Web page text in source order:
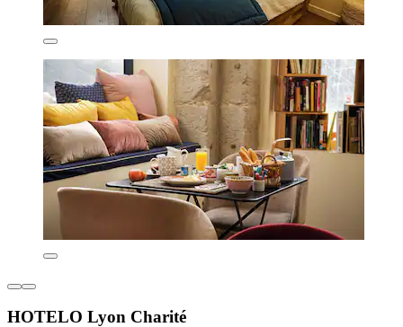
HOTELO Lyon Charité